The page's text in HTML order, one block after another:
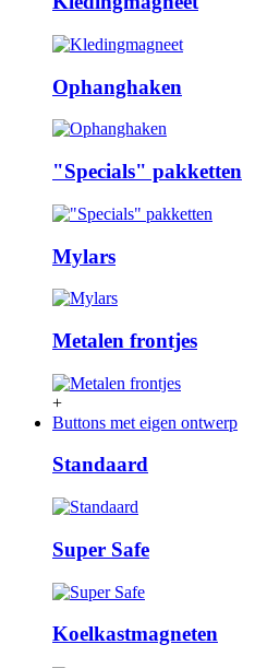
Ophanghaken
"Specials" pakketten
Mylars
Metalen frontjes
+
Buttons met eigen ontwerp
Standaard
Super Safe
Koelkastmagneten